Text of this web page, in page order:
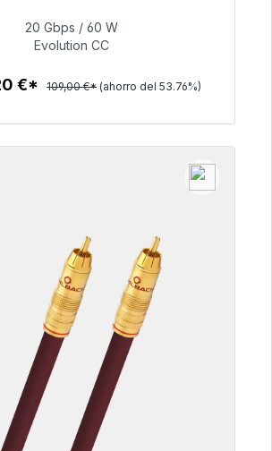
50,40 €
20 Gbps / 60 W
Evolution CC
€* 109,00 €* (ahorro del 53.76%)